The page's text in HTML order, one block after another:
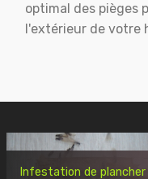
optimal des pièges
l'extérieur de votre
Infestation de plancher